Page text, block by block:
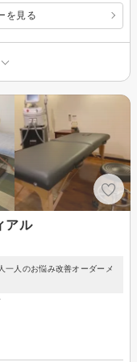
を見る
アル
一人のお悩み改善オーダーメ